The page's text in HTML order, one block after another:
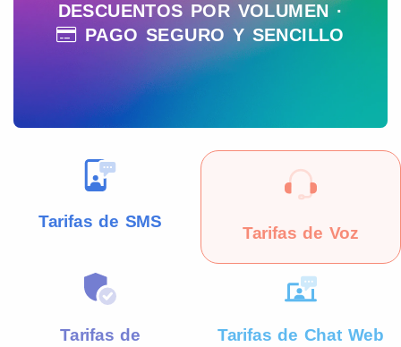
DESCUENTOS POR VOLUMEN ·
PAGO SEGURO Y SENCILLO
Tarifas de SMS
Tarifas de Voz
Tarifas de
Tarifas de Chat Web